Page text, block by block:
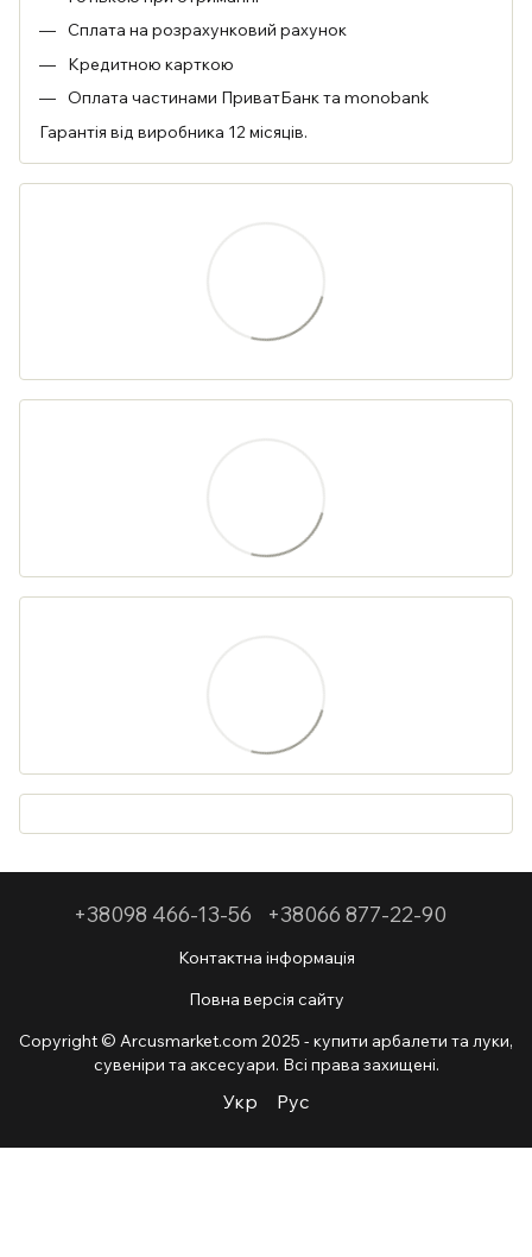
Сплата на розрахунковий рахунок
Кредитною карткою
Оплата частинами ПриватБанк та monobank
Гарантія від виробника 12 місяців.
+38098 466-13-56 +38066 877-22-90
Контактна інформація
Повна версія сайту
Copyright © Arcusmarket.com 2025 - купити арбалети та луки,
сувеніри та аксесуари. Всі права захищені.
Укр Рус